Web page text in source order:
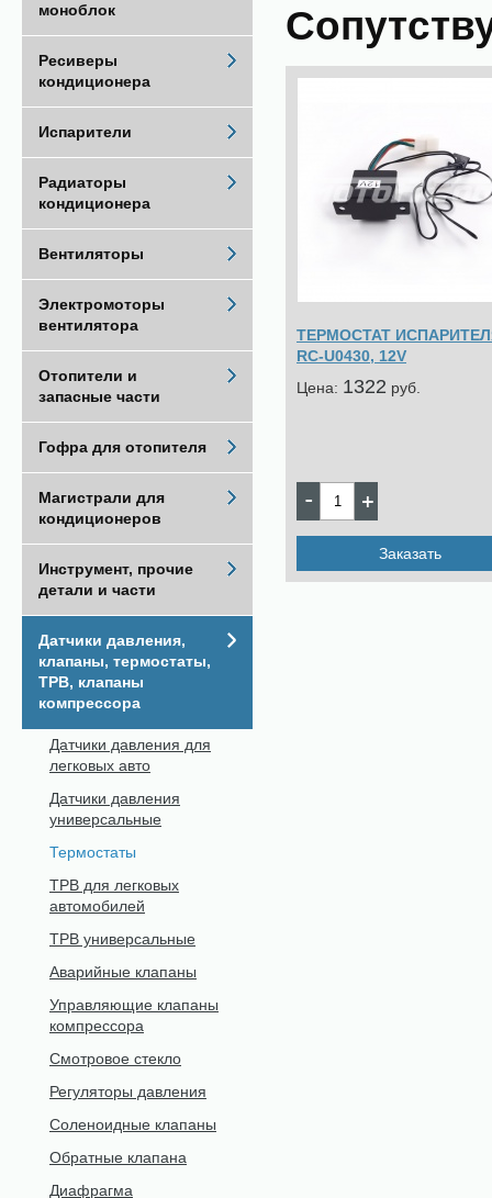
ТЕРМОСТАТ
RC-U0430, 12V
Цена: 1322 pуб.
Заказать
моноблок
Ресиверы
кондиционера
Испарители
Радиаторы
кондиционера
Вентиляторы
Электромоторы
вентилятора
Отопители и
запасные части
Гофра для отопителя
Магистрали для
кондиционеров
Инструмент, прочие
детали и части
Датчики давления,
клапаны, термостаты,
ТРВ, клапаны
компрессора
Датчики давления для
легковых авто
Датчики давления
универсальные
Термостаты
ТРВ для легковых
автомобилей
ТРВ универсальные
Аварийные клапаны
Управляющие клапаны
компрессора
Смотровое стекло
Регуляторы давления
Соленоидные клапаны
Обратные клапана
Диафрагма